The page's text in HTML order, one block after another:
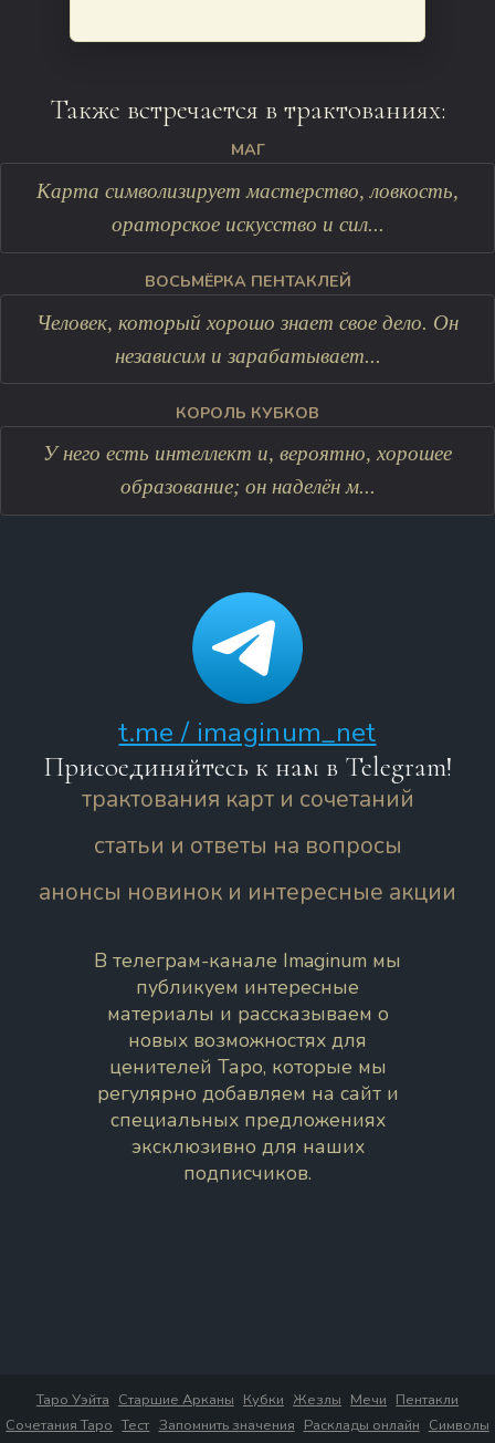
Также встречается в трактованиях:
МАГ
Карта символизирует мастерство, ловкость,
ораторское искусство и сил...
ВОСЬМЁРКА ПЕНТАКЛЕЙ
Человек, который хорошо знает свое дело. Он
независим и зарабатывает...
КОРОЛЬ КУБКОВ
У него есть интеллект и, вероятно, хорошее
образование; он наделён м...
t.me / imaginum_net
Присоединяйтесь к нам в Telegram!
трактования карт и сочетаний
статьи и ответы на вопросы
анонсы новинок и интересные акции
В телеграм-канале Imaginum мы
публикуем интересные
материалы и рассказываем о
новых возможностях для
ценителей Таро, которые мы
регулярно добавляем на сайт и
специальных предложениях
эксклюзивно для наших
подписчиков.
Таро Уэйта Старшие Арканы Кубки Жезлы Мечи Пентакли
Сочетания Таро Тест Запомнить значения Расклады онлайн Символы